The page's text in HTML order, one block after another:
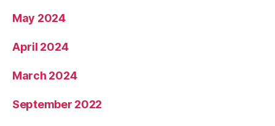
May 2024
April 2024
March 2024
September 2022